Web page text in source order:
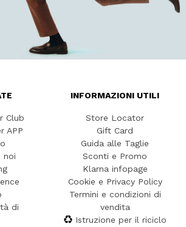
Club
APP
noi
di
INFORMAZIONI UTILI
Store Locator
Gift Card
Guida alle Taglie
Sconti e Promo
Klarna infopage
Cookie e Privacy Policy
Termini e condizioni di
vendita
Istruzione per il riciclo